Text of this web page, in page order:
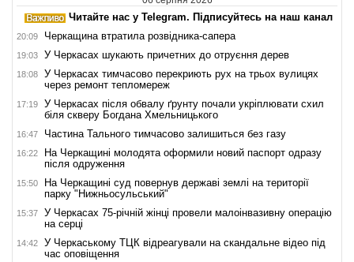
Читайте нас у Telegram. Підписуйтесь на наш канал
20:09 Черкащина втратила розвідника-сапера
19:03 У Черкасах шукають причетних до отруєння дерев
18:08
У Черкасах тимчасово перекриють рух на трьох вулицях
через ремонт тепломереж
17:19
У Черкасах після обвалу ґрунту почали укріплювати схил
біля скверу Богдана Хмельницького
16:47 Частина Тального тимчасово залишиться без газу
16:22
На Черкащині молодята оформили новий паспорт одразу
після одруження
15:50
На Черкащині суд повернув державі землі на території
парку "Нижньосульський"
15:37
У Черкасах 75-річній жінці провели малоінвазивну операцію
на серці
14:42
У Черкаському ТЦК відреагували на скандальне відео під
час оповіщення